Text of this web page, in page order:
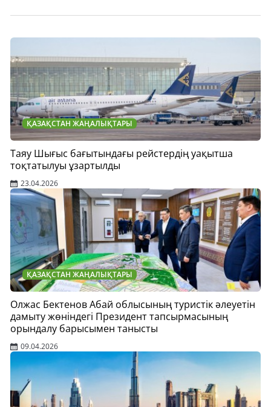
ҚАЗАҚСТАН ЖАҢАЛЫҚТАРЫ
Таяу Шығыс бағытындағы рейстердің уақытша
тоқтатылуы ұзартылды
23.04.2026
ҚАЗАҚСТАН ЖАҢАЛЫҚТАРЫ
Олжас Бектенов Абай облысының туристік әлеуетін
дамыту жөніндегі Президент тапсырмасының
орындалу барысымен танысты
09.04.2026